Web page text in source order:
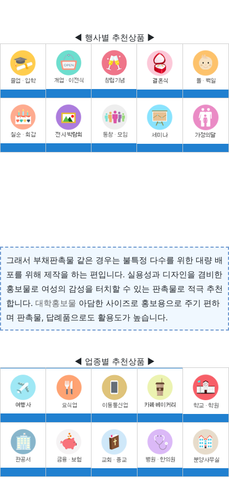
◀ 행사별 추천상품 ▶
그래서 부채판촉물 같은 경우는 불특정 다수를 위한 대량 배
포를 위해 제작을 하는 편입니다. 실용성과 디자인을 겸비한
홍보물로 여성의 감성을 터치할 수 있는 판촉물로 적극 추천
합니다. 대학홍보물 아담한 사이즈로 홍보용으로 주기 편하
며 판촉물, 답례품으로도 활용도가 높습니다.
◀ 업종별 추천상품 ▶